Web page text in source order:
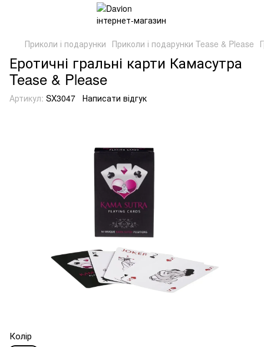
Приколи і подарунки Приколи і подарунки Tease & Please
Еротичні гральні карти Камасутра
Tease & Please
Артикул: SX3047 Написати відгук
Колір